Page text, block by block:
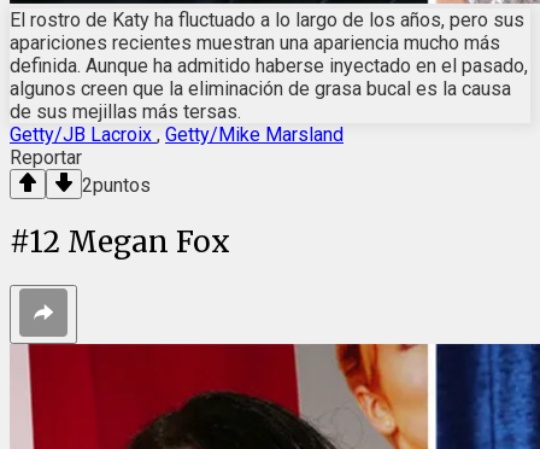
El rostro de Katy ha fluctuado a lo largo de los años, pero sus
apariciones recientes muestran una apariencia mucho más
definida. Aunque ha admitido haberse inyectado en el pasado,
algunos creen que la eliminación de grasa bucal es la causa
de sus mejillas más tersas.
Getty/JB Lacroix , Getty/Mike Marsland
Reportar
2puntos
#12 Megan Fox